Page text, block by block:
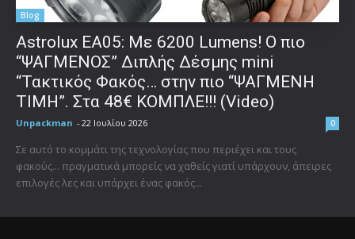
Blog
Astrolux ΕΑ05: Με 6200 Lumens! Ο πιο
“ΨΑΓΜΕΝΟΣ” Διπλής Δέσμης mini
“Τακτικός Φακός… στην πιο “ΨΑΓΜΕΝΗ
ΤΙΜΗ”. Στα 48€ ΚΟΜΠΛΕ!!! (Video)
Unpackman - 22 Ιουλίου 2026 0
Σε αυτό το κομμάτι της τεχνολογίας που περιέχει και τους
φακούς... πραγματικά μπορείς να χαθείς γιατί υπάρχουν, άπειρες
επιλογές λες και υπάρχει ένας φακός...